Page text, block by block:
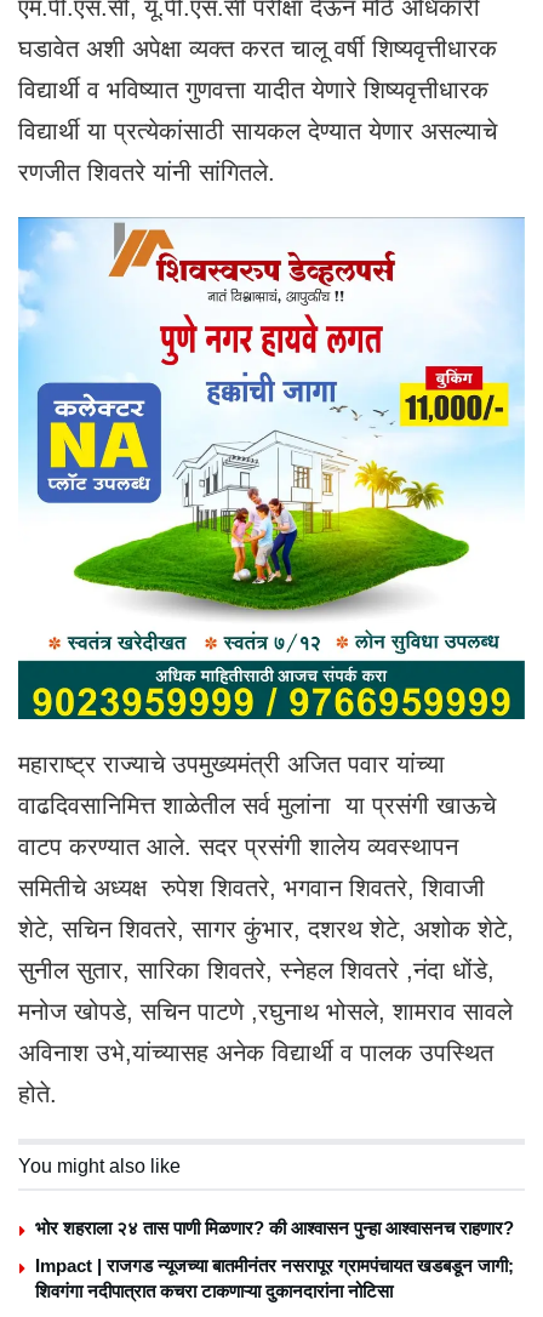
एम.पी.एस.सी, यू.पी.एस.सी परीक्षा देऊन मोठे अधिकारी
घडावेत अशी अपेक्षा व्यक्त करत चालू वर्षी शिष्यवृत्तीधारक
विद्यार्थी व भविष्यात गुणवत्ता यादीत येणारे शिष्यवृत्तीधारक
विद्यार्थी या प्रत्येकांसाठी सायकल देण्यात येणार असल्याचे
रणजीत शिवतरे यांनी सांगितले.
महाराष्ट्र राज्याचे उपमुख्यमंत्री अजित पवार यांच्या
वाढदिवसानिमित्त शाळेतील सर्व मुलांना या प्रसंगी खाऊचे
वाटप करण्यात आले. सदर प्रसंगी शालेय व्यवस्थापन
समितीचे अध्यक्ष रुपेश शिवतरे, भगवान शिवतरे, शिवाजी
शेटे, सचिन शिवतरे, सागर कुंभार, दशरथ शेटे, अशोक शेटे,
सुनील सुतार, सारिका शिवतरे, स्नेहल शिवतरे ,नंदा धोंडे,
मनोज खोपडे, सचिन पाटणे ,रघुनाथ भोसले, शामराव सावले
अविनाश उभे,यांच्यासह अनेक विद्यार्थी व पालक उपस्थित
होते.
You might also like
भोर शहराला २४ तास पाणी मिळणार? की आश्वासन पुन्हा आश्वासनच राहणार?
Impact | राजगड न्यूजच्या बातमीनंतर नसरापूर ग्रामपंचायत खडबडून जागी;
शिवगंगा नदीपात्रात कचरा टाकणाऱ्या दुकानदारांना नोटिसा